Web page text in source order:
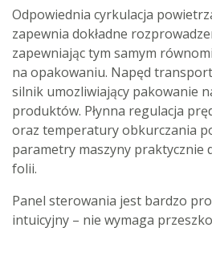
Odpowiednia cyrkulacja
zapewnia dokładne
zapewniając tym samym
na opakowaniu. Napęd
silnik umozliwiający pakowanie
produktów. Płynna regulacja
oraz temperatury obkurczania
parametry maszyny praktycznie
folii.
Panel sterowania jest bardzo
intuicyjny – nie wymaga